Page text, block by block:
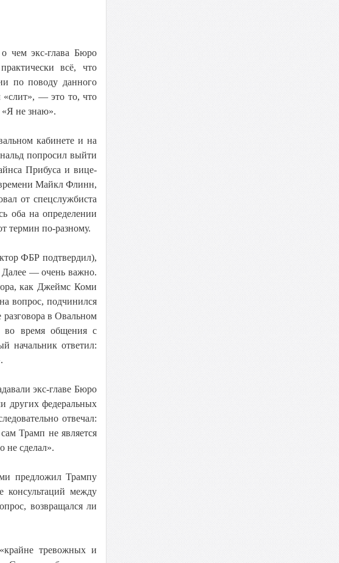
чем экс-глава Бюро
всё, что
по поводу данного
«слит», — это то, что
«Я не знаю».
кабинете и на
попросил выйти
Прибуса и вице-
Майкл Флинн,
от спецслужбиста
оба на определении
термин по-разному.
ФБР подтвердил),
Далее — очень важно.
как Джеймс Коми
вопрос, подчинился
в Овальном
во время общения с
начальник ответил:
экс-главе Бюро
других федеральных
отвечал:
Трамп не является
не сделал».
предложил Трампу
консультаций между
возвращался ли
тревожных и